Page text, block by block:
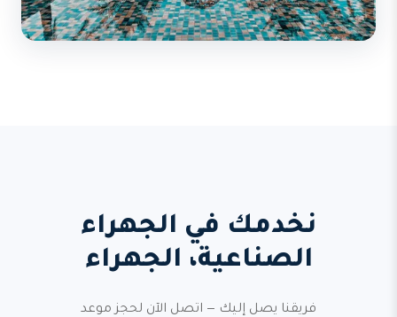
نخدمك في الجهراء
الصناعية، الجهراء
فريقنا يصل إليك — اتصل الآن لحجز موعد